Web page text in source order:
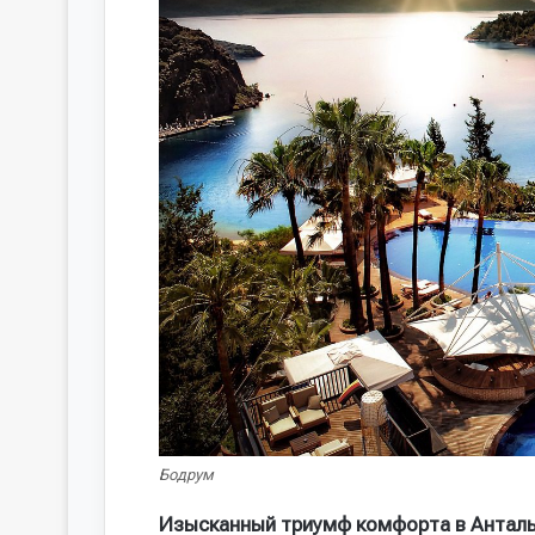
Бодрум
Изысканный триумф комфорта в